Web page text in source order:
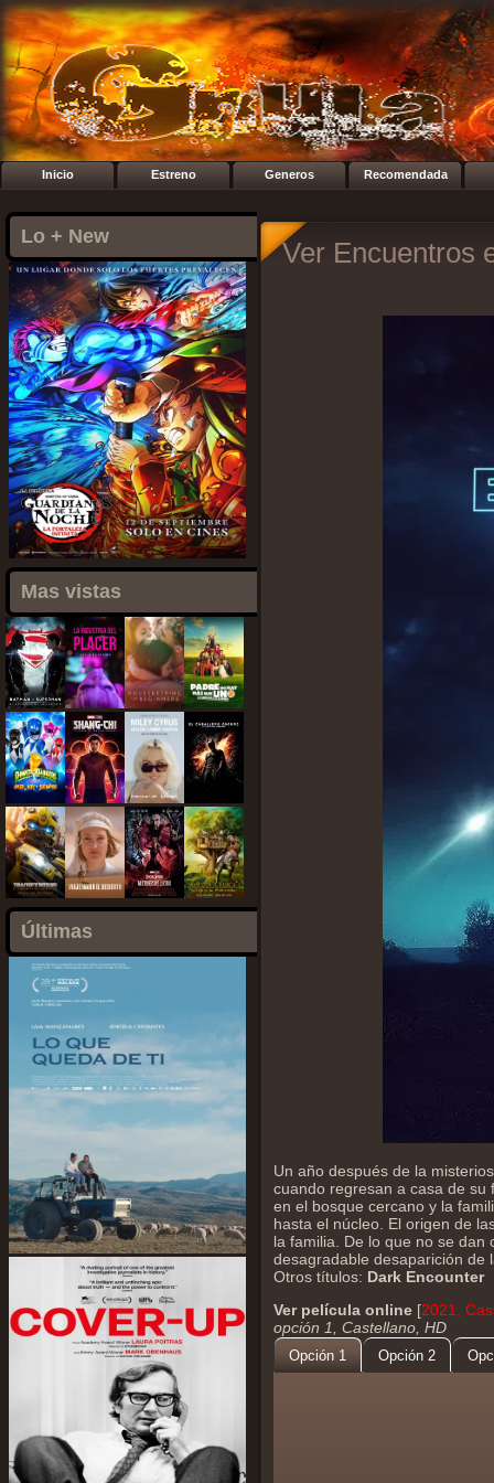
Inicio Estreno Generos Recomendada
Lo + New
Mas vistas
Últimas
Ver Encuentros
Un año después de la
cuando regresan a casa de su
en el bosque cercano y la
hasta el núcleo. El origen de
la familia. De lo que no se
desagradable desaparición de
Otros títulos: Dark Encounter
Ver película online [2021,
opción 1, Castellano, HD
Opción 1 Opción 2